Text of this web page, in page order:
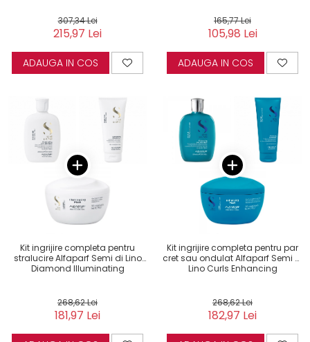
307,34 Lei
215,97 Lei
ADAUGA IN COS
165,77 Lei
105,98 Lei
ADAUGA IN COS
Kit ingrijire completa pentru
stralucire Alfaparf Semi di Lino
Diamond Illuminating
268,62 Lei
181,97 Lei
Kit ingrijire completa pentru par
cret sau ondulat Alfaparf Semi di
Lino Curls Enhancing
268,62 Lei
182,97 Lei